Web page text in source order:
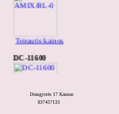
Teirautis kainos
DC-11600
Draugystės 17 Kaunas
837457133